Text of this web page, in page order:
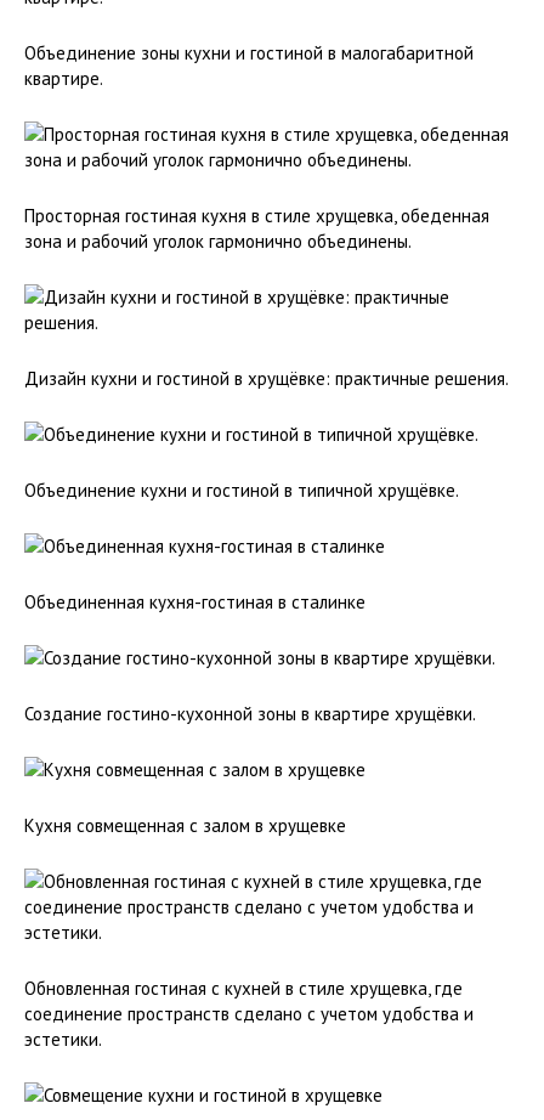
Объединение зоны кухни и гостиной в малогабаритной
квартире.
Просторная гостиная кухня в стиле хрущевка, обеденная
зона и рабочий уголок гармонично объединены.
Дизайн кухни и гостиной в хрущёвке: практичные решения.
Объединение кухни и гостиной в типичной хрущёвке.
Объединенная кухня-гостиная в сталинке
Создание гостино-кухонной зоны в квартире хрущёвки.
Кухня совмещенная с залом в хрущевке
Обновленная гостиная с кухней в стиле хрущевка, где
соединение пространств сделано с учетом удобства и
эстетики.